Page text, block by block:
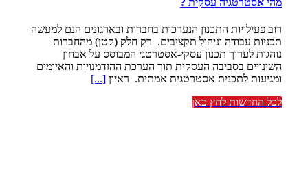
רוב פעילויות התכנון הנערכות בחברות ובארגונים הנם למעשה
תכניות עבודה וניהול תקציבים. רק חלק (קטן) מהחברות
נוהגות לערוך תכנון עסקי-אסטרטגי המבוסס על אבחון
השינויים בסביבה העסקית תוך הערכת ההזדמנויות והאיומים
ומגיעות לתכנית אסטרטגית אמתית. ראיון [...]
לכל החדשות לחץ כאן